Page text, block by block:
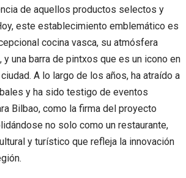
de aquellos productos selectos y
este establecimiento emblemático es
cocina vasca, su atmósfera
y una barra de pintxos que es un icono en
A lo largo de los años, ha atraído a
y ha sido testigo de eventos
Bilbao, como la firma del proyecto
no solo como un restaurante,
y turístico que refleja la innovación